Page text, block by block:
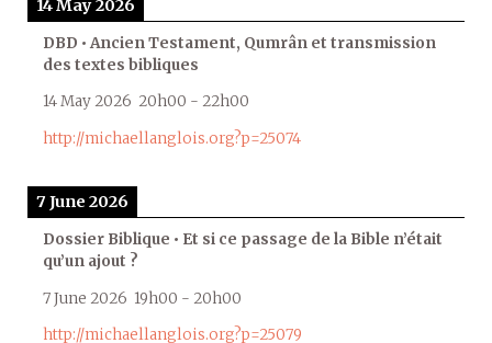
14 May 2026
DBD • Ancien Testament, Qumrân et transmission
des textes bibliques
14 May 2026 20h00 - 22h00
http://michaellanglois.org?p=25074
7 June 2026
Dossier Biblique • Et si ce passage de la Bible n’était
qu’un ajout ?
7 June 2026 19h00 - 20h00
http://michaellanglois.org?p=25079